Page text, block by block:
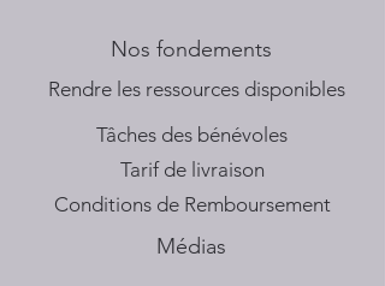
Nos fondements
​Rendre les ressources disponibles
Tâches des bénévoles
Tarif de livraison
Conditions de Remboursement
Médias